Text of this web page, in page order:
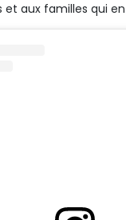
et aux familles qui